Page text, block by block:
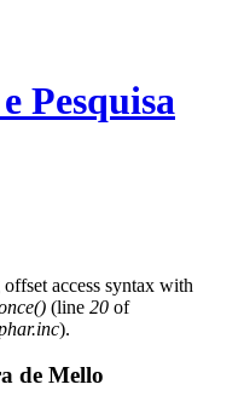
Pesquisa
access syntax with
(line 20 of
).
de Mello